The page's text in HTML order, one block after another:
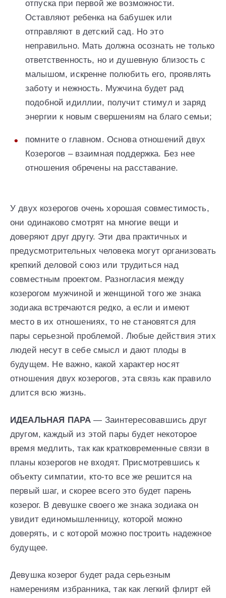
отпуска при первой же возможности.
Оставляют ребенка на бабушек или
отправляют в детский сад. Но это
неправильно. Мать должна осознать не только
ответственность, но и душевную близость с
малышом, искренне полюбить его, проявлять
заботу и нежность. Мужчина будет рад
подобной идиллии, получит стимул и заряд
энергии к новым свершениям на благо семьи;
помните о главном. Основа отношений двух
Козерогов – взаимная поддержка. Без нее
отношения обречены на расставание.
У двух козерогов очень хорошая совместимость,
они одинаково смотрят на многие вещи и
доверяют друг другу. Эти два практичных и
предусмотрительных человека могут организовать
крепкий деловой союз или трудиться над
совместным проектом. Разногласия между
козерогом мужчиной и женщиной того же знака
зодиака встречаются редко, а если и имеют
место в их отношениях, то не становятся для
пары серьезной проблемой. Любые действия этих
людей несут в себе смысл и дают плоды в
будущем. Не важно, какой характер носят
отношения двух козерогов, эта связь как правило
длится всю жизнь.
ИДЕАЛЬНАЯ ПАРА — Заинтересовавшись друг
другом, каждый из этой пары будет некоторое
время медлить, так как кратковременные связи в
планы козерогов не входят. Присмотревшись к
объекту симпатии, кто-то все же решится на
первый шаг, и скорее всего это будет парень
козерог. В девушке своего же знака зодиака он
увидит единомышленницу, которой можно
доверять, и с которой можно построить надежное
будущее.
Девушка козерог будет рада серьезным
намерениям избранника, так как легкий флирт ей